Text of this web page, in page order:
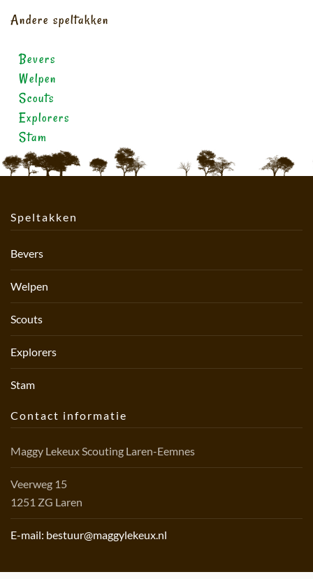
Andere speltakken
Bevers
Welpen
Scouts
Explorers
Stam
Speltakken
Bevers
Welpen
Scouts
Explorers
Stam
Contact informatie
Maggy Lekeux Scouting Laren-Eemnes
Veerweg 15
1251 ZG Laren
E-mail: bestuur@maggylekeux.nl